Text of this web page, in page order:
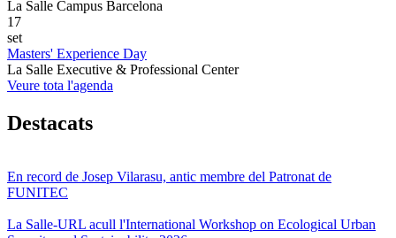
La Salle Campus Barcelona
17
set
Masters' Experience Day
La Salle Executive & Professional Center
Veure tota l'agenda
Destacats
En record de Josep Vilarasu, antic membre del Patronat de
FUNITEC
La Salle-URL acull l'International Workshop on Ecological Urban